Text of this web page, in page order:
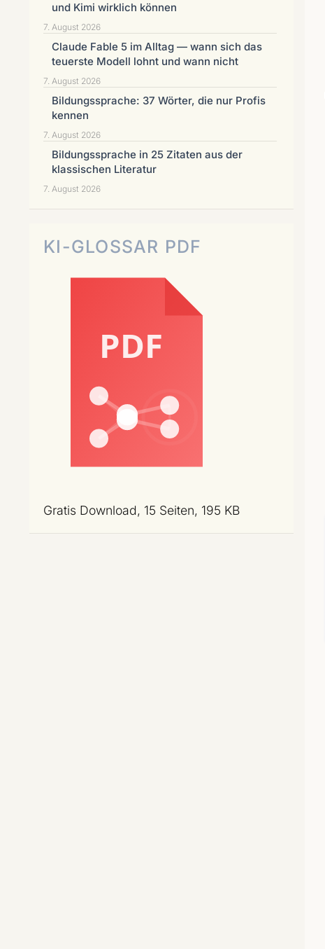
und Kimi wirklich können
7. August 2026
Claude Fable 5 im Alltag — wann sich das
teuerste Modell lohnt und wann nicht
7. August 2026
Bildungssprache: 37 Wörter, die nur Profis
kennen
7. August 2026
Bildungssprache in 25 Zitaten aus der
klassischen Literatur
7. August 2026
KI-GLOSSAR PDF
Gratis Download, 15 Seiten, 195 KB